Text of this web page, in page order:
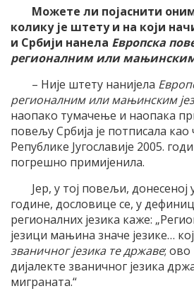
Можете ли појаснити
колику је штету и на који
и Србији нанела Европска
регионалним или
– Није штету нанијела
регионалним или мањинским
наопако тумачење и наопака
повељу Србија је потписала
Републике Југославије 2005.
погрешно примијенила.
Јер, у тој повељи, донесеној
године, дословице се, у
регионалних језика каже:
језици мањина значе језике…
званичног језика те државе; ово
дијалекте званичног језика
миграната.“